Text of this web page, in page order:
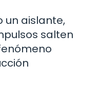
un aislante,
salten